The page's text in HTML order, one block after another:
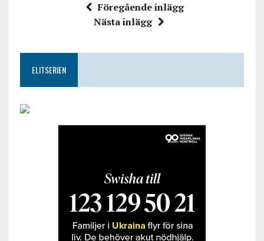
Föregående inlägg
Nästa inlägg
ELITSERIEN